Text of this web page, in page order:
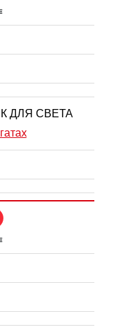
ДЛЯ СВЕТА